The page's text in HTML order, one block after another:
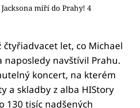
míří do Prahy! 4
čtyřiadvacet let, co Michael
naposledy navštívil Prahu.
koncert, na kterém
a skladby z alba HIStory
130 tisíc nadšených